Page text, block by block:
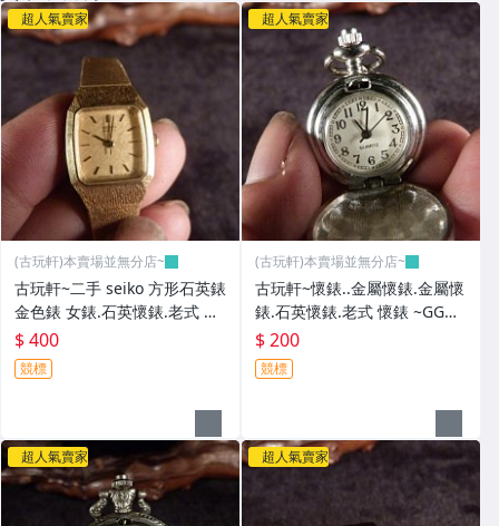
超人氣賣家
(古玩軒)本賣場並無分店~
古玩軒~二手 seiko 方形石英錶
金色錶 女錶.石英懷錶.老式 懷
錶 ~GGG92
$ 400
競標
超人氣賣家
(古玩軒)本賣場並無分店~
古玩軒~懷錶..金屬懷錶.金屬懷
錶.石英懷錶.老式 懷錶 ~GGG9
1
$ 200
競標
超人氣賣家 超人氣賣家